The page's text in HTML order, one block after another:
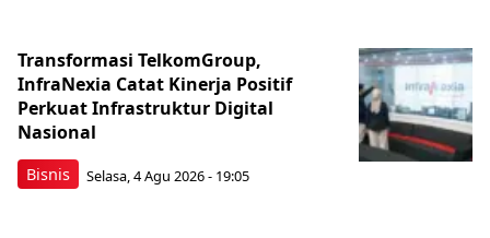
Bisnis
Transformasi TelkomGroup,
InfraNexia Catat Kinerja Positif
Perkuat Infrastruktur Digital
Nasional
Selasa, 4 Agu 2026 - 19:05